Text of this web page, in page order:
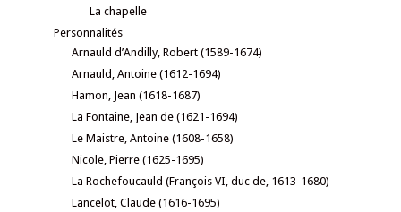
La chapelle
Personnalités
Arnauld d’Andilly, Robert (1589-1674)
Arnauld, Antoine (1612-1694)
Hamon, Jean (1618-1687)
La Fontaine, Jean de (1621-1694)
Le Maistre, Antoine (1608-1658)
Nicole, Pierre (1625-1695)
La Rochefoucauld (François VI, duc de, 1613-1680)
Lancelot, Claude (1616-1695)